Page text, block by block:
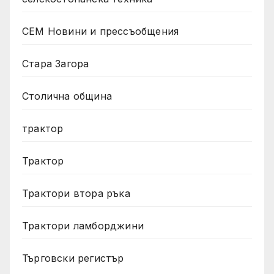
СЕМ Новини и прессъобщения
Стара Загора
Столична община
трактор
Трактор
Трактори втора ръка
Трактори ламборджини
Търговски регистър